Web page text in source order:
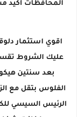
المحافظات اكيد
اقوي استثمار
بعد سنتين
الفلوس بتقل مع
الرئيس السيسي